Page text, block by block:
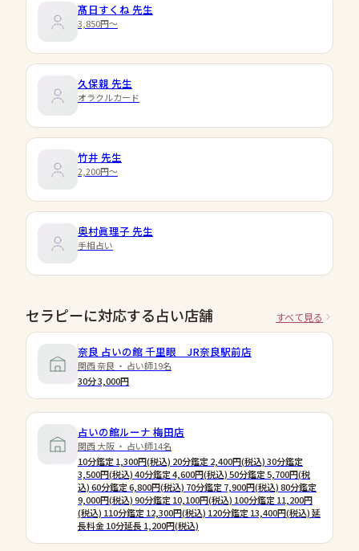
髙日すくね先生
3,850円〜
久保親 先生
オラクルカード
竹井 先生
2,200円〜
奥村眞理子 先生
手相占い
セラピーに対応する占い店舗 すべて見る
奈良 占いの館 千里眼 JR奈良駅前店
関西 奈良 ・ 占い師19名
30分 3,000円
占いの館ルーナ 梅田店
関西 大阪 ・ 占い師14名
10分鑑定 1,300円(税込) 20分鑑定 2,400円(税込) 30分鑑定
3,500円(税込) 40分鑑定 4,600円(税込) 50分鑑定 5,700円(税
込) 60分鑑定 6,800円(税込) 70分鑑定 7,900円(税込) 80分鑑定
9,000円(税込) 90分鑑定 10,100円(税込) 100分鑑定 11,200円
(税込) 110分鑑定 12,300円(税込) 120分鑑定 13,400円(税込) 延
長料金 10分延長 1,200円(税込)